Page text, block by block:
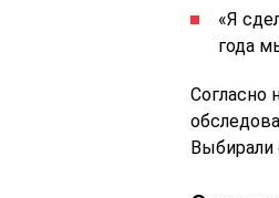
«Я
года
Согласно
Выбирали